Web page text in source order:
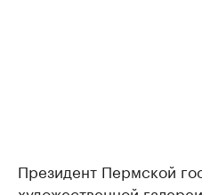
Президент Пермской